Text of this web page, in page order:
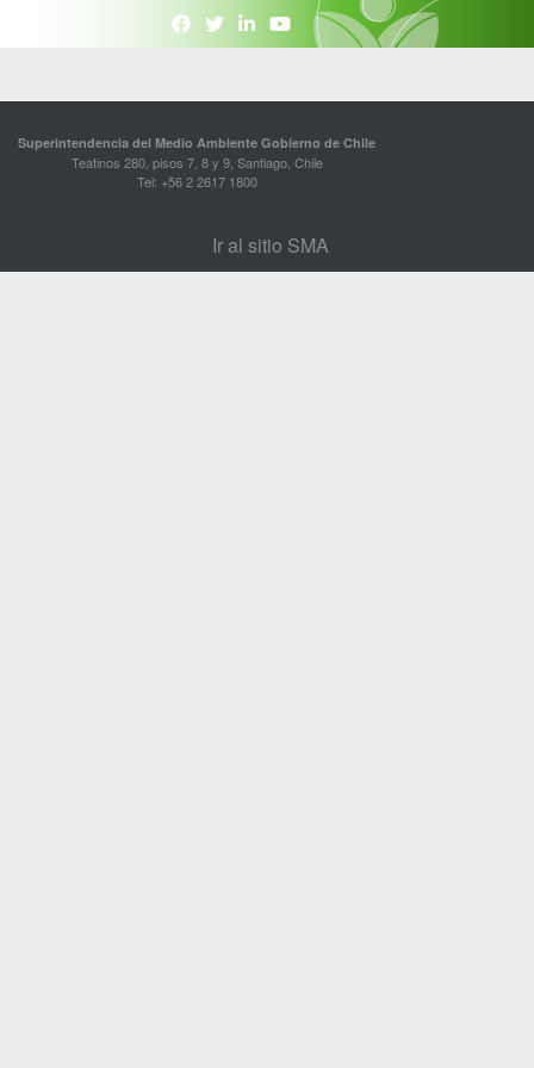
Superintendencia del Medio Ambiente Gobierno de Chile
Teatinos 280, pisos 7, 8 y 9, Santiago, Chile
Tel: +56 2 2617 1800
Ir al sitio SMA